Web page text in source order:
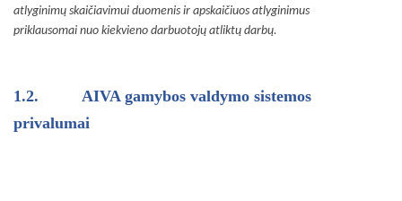
atlyginimų skaičiavimui duomenis ir apskaičiuos atlyginimus
priklausomai nuo kiekvieno darbuotojų atliktų darbų.
1.2.
AIVA gamybos valdymo sistemos
privalumai